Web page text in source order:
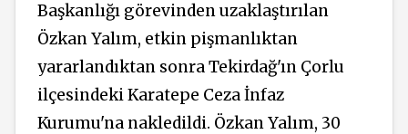
Başkanlığı görevinden uzaklaştırılan
Özkan Yalım, etkin pişmanlıktan
yararlandıktan sonra Tekirdağ'ın Çorlu
ilçesindeki Karatepe Ceza İnfaz
Kurumu'na nakledildi. Özkan Yalım, 30